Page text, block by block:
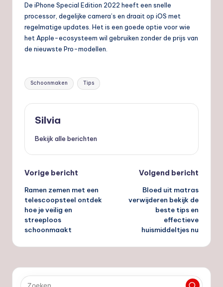
De iPhone Special Edition 2022 heeft een snelle
processor, degelijke camera’s en draait op iOS met
regelmatige updates. Het is een goede optie voor wie
het Apple-ecosysteem wil gebruiken zonder de prijs van
de nieuwste Pro-modellen.
Tags:
Schoonmaken Tips
Silvia
Bekijk alle berichten
Bericht
navigatie
Vorige bericht
Ramen zemen met een
telescoopsteel ontdek
hoe je veilig en
streeploos
schoonmaakt
Volgend bericht
Bloed uit matras
verwijderen bekijk de
beste tips en
effectieve
huismiddeltjes nu